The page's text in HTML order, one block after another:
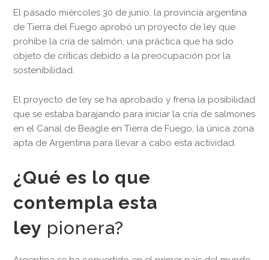
El pasado miércoles 30 de junio, la provincia argentina
de Tierra del Fuego aprobó un proyecto de ley que
prohíbe la cría de salmón, una práctica que ha sido
objeto de críticas debido a la preocupación por la
sostenibilidad.
El proyecto de ley se ha aprobado y frena la posibilidad
que se estaba barajando para iniciar la cría de salmones
en el Canal de Beagle en Tierra de Fuego, la única zona
apta de Argentina para llevar a cabo esta actividad.
¿Qué es lo que
contempla esta
ley pionera?